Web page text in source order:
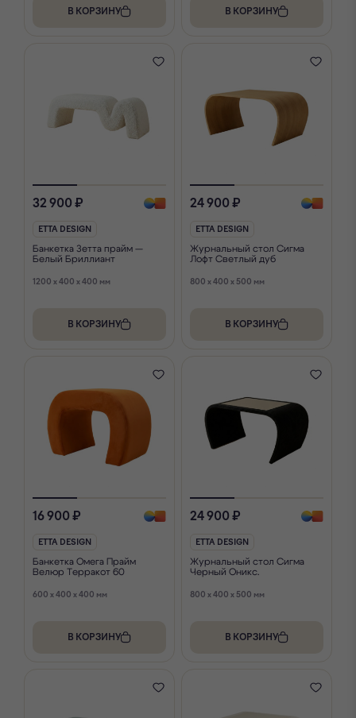
В КОРЗИНУ В КОРЗИНУ
32 900 ₽
ETTA DESIGN
Банкетка Зетта прайм —
Белый Бриллиант
1200 x 400 x 400 мм
В КОРЗИНУ
24 900 ₽
ETTA DESIGN
Журнальный стол Сигма
Лофт Светлый дуб
800 x 400 x 500 мм
В КОРЗИНУ
16 900 ₽
ETTA DESIGN
Банкетка Омега Прайм
Велюр Терракот 60
600 x 400 x 400 мм
В КОРЗИНУ
24 900 ₽
ETTA DESIGN
Журнальный стол Сигма
Черный Оникс.
800 x 400 x 500 мм
В КОРЗИНУ